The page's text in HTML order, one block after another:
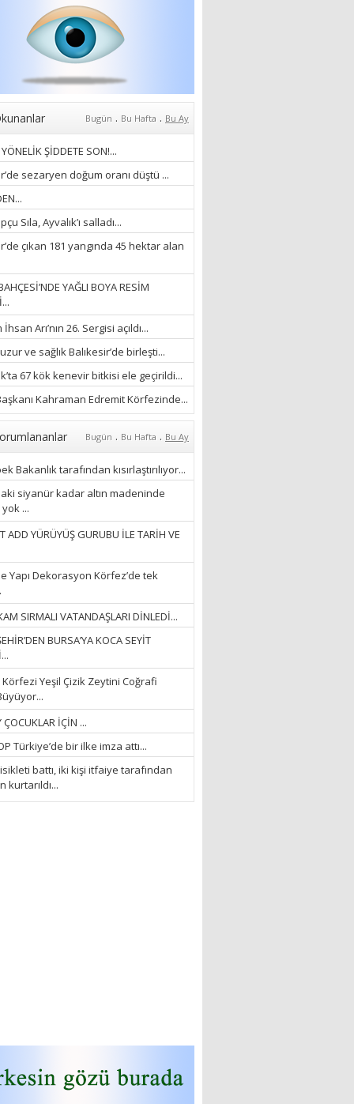
“18 Mart Çanakkale
Zaferi” Denildiğinde Ne
Anlıyoruz?
Aleyna Gürsoy
“GELİŞ VE GİDİŞLERİN
ARASINDA...”
07/04/2026
Fatma Zehra Köseley
MUSTAFA KEMALİN
KAĞNISI
07/04/2026
Mehmet Çağ
“BEDEN VE RUH
BÜTÜNLÜĞÜ...”
18/03/2023
İlknur Solmaz Çoban
“DOĞANIN GÜLEÇ
YAĞMURLARINI
ÖZLERKEN…”
23/11/2025
“Ne çok şey oldu
unutulmaması gereken”
28/01/2024
“AKIL GÖZÜ”
Ayşegül Akay
“KURTULDUM”
28/01/2024
Bugün . Bu Hafta . Bu Ay
ŞİDDETE SON!...
sezaryen doğum oranı düştü ...
Sıla, Ayvalık’ı salladı...
çıkan 181 yangında 45 hektar alan
YAĞLI BOYA RESİM
Arı’nın 26. Sergisi açıldı...
ve sağlık Balıkesir’de birleşti...
67 kök kenevir bitkisi ele geçirildi...
Kahraman Edremit Körfezinde...
Bugün . Bu Hafta . Bu Ay
Bakanlık tarafından kısırlaştırılıyor...
siyanür kadar altın madeninde
...
ADD YÜRÜYÜŞ GURUBU İLE TARİH VE
Yapı Dekorasyon Körfez’de tek
SIRMALI VATANDAŞLARI DİNLEDİ...
BURSA’YA KOCA SEYİT
Yeşil Çizik Zeytini Coğrafi
ÇOCUKLAR İÇİN ...
Türkiye’de bir ilke imza attı...
battı, iki kişi itfaiye tarafından
kurtarıldı...